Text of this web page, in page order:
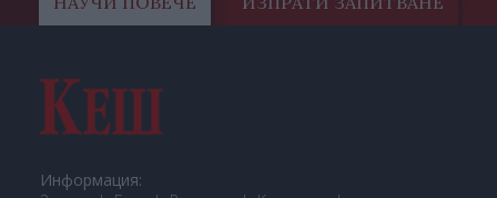
Информация: